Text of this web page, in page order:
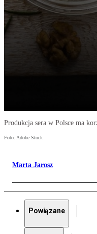
Produkcja sera w Polsce ma
Foto: Adobe Stock
Marta Jarosz
Powiązane